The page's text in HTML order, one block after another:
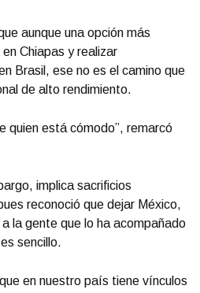
aunque una opción más
Chiapas y realizar
Brasil, ese no es el camino que
de alto rendimiento.
quien está cómodo”, remarcó
implica sacrificios
reconoció que dejar México,
la gente que lo ha acompañado
sencillo.
en nuestro país tiene vínculos